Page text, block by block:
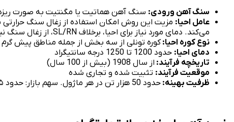
سنگ آهن ورودی: سنگ آهن هماتیت یا مگنتیت به صورت ریزدانه، ترجیحاً با
عامل احیا: مزیت این روش امکان استفاده از زغال سنگ حرارتی
می‌کند. دمای مورد نیاز برای احیا، برخلاف SL/RN، از زغال سنگ نیست، بلکه از گاز طبیعی است. بنابراین، آلودگی در این روش بسیار کم است.
نوع کوره احیا:کوره تونلی از سه بخش از جمله مناطق پیش
دمای احیا: حدود 1200 تا 1250 درجه سانتیگراد
تاریخچه فرآیند: از سال 1908 (بیش از 100 سال)
موقعیت فرآیند: تثبیت شده و تجاری شده
ظرفیت بهینه: حدود 50 هزار تن در هر ماژول. سهم بازار: حدود ۵ درصد از کل تولید آهن اسفنجی